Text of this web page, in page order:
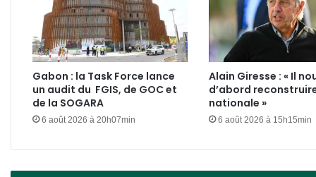
Gabon : la Task Force lance
un audit du FGIS, de GOC et
de la SOGARA
6 août 2026 à 20h07min
Alain Giresse : « Il
d’abord
nationale »
6 août 2026 à 15h15min